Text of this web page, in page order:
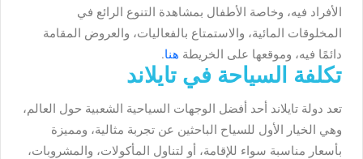
الأفراد فيه، وخاصة الأطفال بمشاهدة التنوع الرائع في
المخلوقات المائية، والاستمتاع بالفعاليات، والعروض المقامة
دائمًا فيه، وموقعها على الخريطة هنا.
تكلفة السياحة في تايلاند
تعد دولة تايلاند أحد أفضل الوجهات السياحية الشعبية حول العالم،
وهي الخيار الأول للسياح الباحثين عن تجربة مثالية، ومميزة
بأسعار مناسبة سواء للإقامة، أو لتناول المأكولات، والمشروبات،